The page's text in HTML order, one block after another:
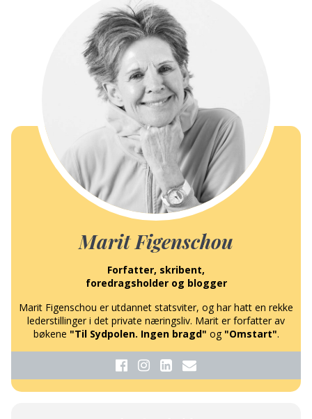
Marit Figenschou
Forfatter, skribent,
foredragsholder og blogger
Marit Figenschou er utdannet statsviter, og har hatt en rekke
lederstillinger i det private næringsliv. Marit er forfatter av
bøkene "Til Sydpolen. Ingen bragd" og "Omstart".